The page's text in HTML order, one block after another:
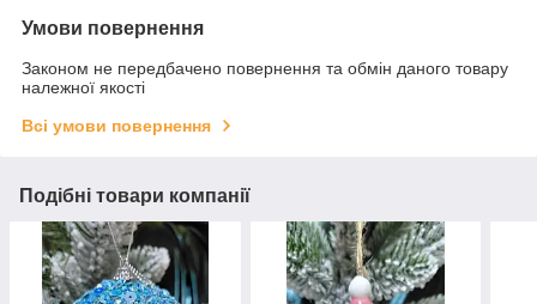
Умови повернення
Законом не передбачено повернення та обмін даного товару
належної якості
Всі умови повернення
Подібні товари компанії